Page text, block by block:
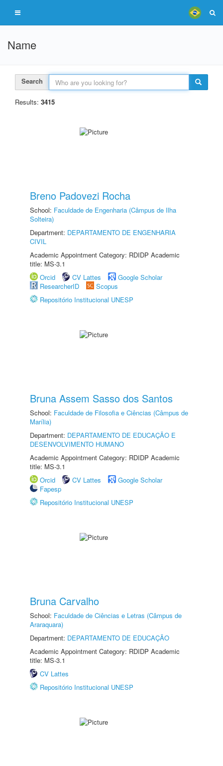
Name
Search
Results: 3415
Breno Padovezi Rocha
School: Faculdade de Engenharia (Câmpus de Ilha
Solteira)
Department: DEPARTAMENTO DE ENGENHARIA
CIVIL
Academic Appointment Category: RDIDP Academic
title: MS-3.1
Orcid
CV Lattes
Google Scholar
ResearcherID
Scopus
Repositório Institucional UNESP
Bruna Assem Sasso dos Santos
School: Faculdade de Filosofia e Ciências (Câmpus de
Marília)
Department: DEPARTAMENTO DE EDUCAÇÃO E
DESENVOLVIMENTO HUMANO
Academic Appointment Category: RDIDP Academic
title: MS-3.1
Orcid
CV Lattes
Google Scholar
Fapesp
Repositório Institucional UNESP
Bruna Carvalho
School: Faculdade de Ciências e Letras (Câmpus de
Araraquara)
Department: DEPARTAMENTO DE EDUCAÇÃO
Academic Appointment Category: RDIDP Academic
title: MS-3.1
CV Lattes
Repositório Institucional UNESP